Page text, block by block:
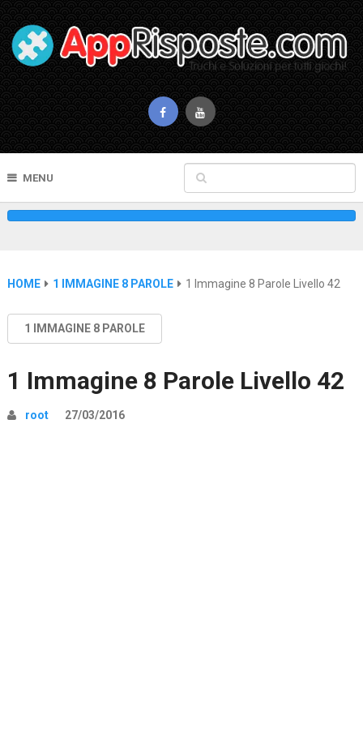
MENU
HOME 1 IMMAGINE 8 PAROLE 1 Immagine 8 Parole Livello 42
1 IMMAGINE 8 PAROLE
1 Immagine 8 Parole Livello 42
root 27/03/2016